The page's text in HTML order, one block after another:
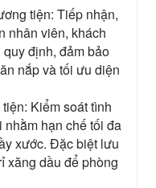
tiện: Tiếp nhận,
nhân viên, khách
định, đảm bảo
nắp và tối ưu diện
Kiểm soát tình
hạn chế tối đa
xước. Đặc biệt lưu
xăng dầu để phòng